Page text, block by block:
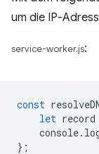
um die IP-
service-worker.js:
const
let record
console.
};